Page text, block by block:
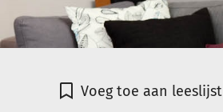
Voeg toe aan leeslijst